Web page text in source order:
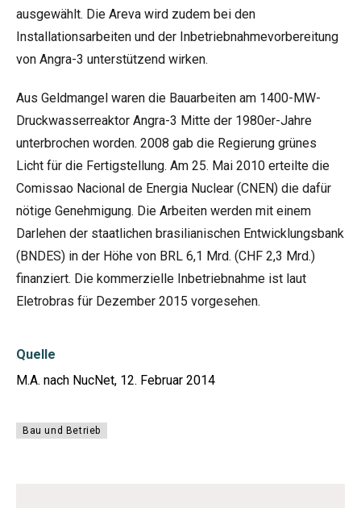
ausgewählt. Die Areva wird zudem bei den
Installationsarbeiten und der Inbetriebnahmevorbereitung
von Angra-3 unterstützend wirken.
Aus Geldmangel waren die Bauarbeiten am 1400-MW-
Druckwasserreaktor Angra-3 Mitte der 1980er-Jahre
unterbrochen worden. 2008 gab die Regierung grünes
Licht für die Fertigstellung. Am 25. Mai 2010 erteilte die
Comissao Nacional de Energia Nuclear (CNEN) die dafür
nötige Genehmigung. Die Arbeiten werden mit einem
Darlehen der staatlichen brasilianischen Entwicklungsbank
(BNDES) in der Höhe von BRL 6,1 Mrd. (CHF 2,3 Mrd.)
finanziert. Die kommerzielle Inbetriebnahme ist laut
Eletrobras für Dezember 2015 vorgesehen.
Quelle
M.A. nach NucNet, 12. Februar 2014
Bau und Betrieb